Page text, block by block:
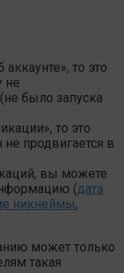
то это
не
было запуска
то это
продвигается в
вы можете
(дата
никнеймы,
может только
такая